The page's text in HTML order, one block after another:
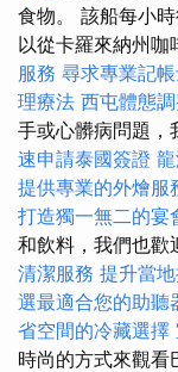
食物。 該船每小
以從卡羅來納州咖
服務 尋求專業記
理療法 西屯體態
手或心髒病問題
速申請泰國簽證
提供專業的外燴服
打造獨一無二的宴
和飲料，我們也歡
清潔服務 提升當
選最適合您的助聽
省空間的冷藏選擇
時尚的方式來觀看